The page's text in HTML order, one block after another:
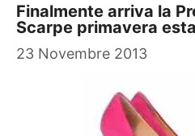
Finalmente arriva la
Scarpe primavera
23 Novembre 2013